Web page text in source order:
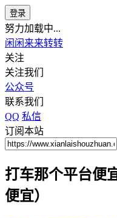
登录
努力加载中...
闲闲来来转转
关注
关注我们
公众号
联系我们
QQ 私信
订阅本站
打车那个平台便
便宜）